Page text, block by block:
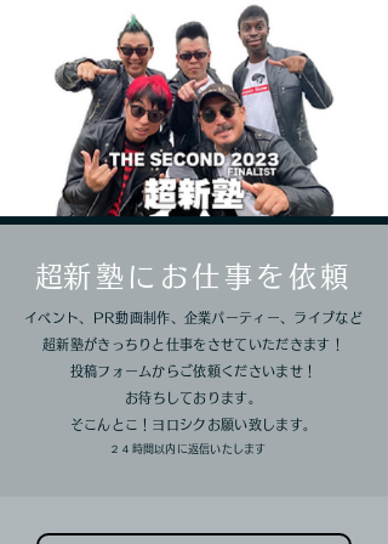
​超新塾にお仕事を依頼
イベント、PR動画制作、企業パーティー、ライブなど
超新塾がきっちりと仕事をさせていただきます！
投稿フォームからご依頼くださいませ！
お待ちしております。
そこんとこ！ヨロシクお願い致します。
​２４時間以内に返信いたします